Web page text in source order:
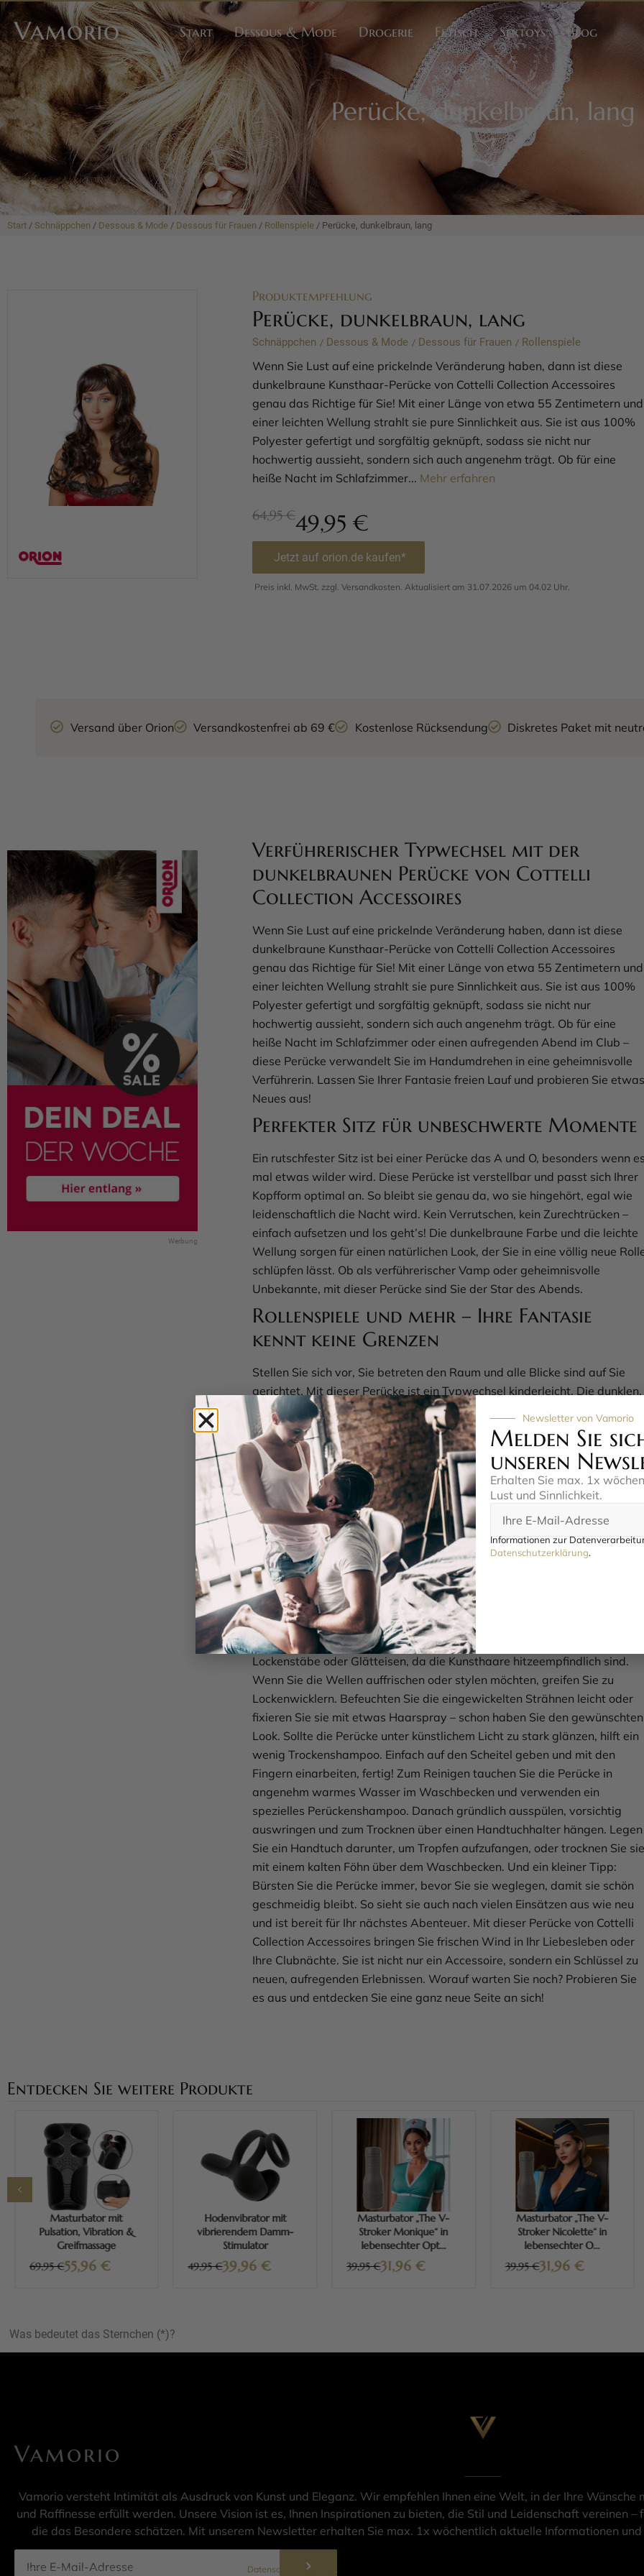
Vamorio Start Dessous & Mode Drogerie Fetisch Sextoys Blog
Perücke, dunkelbraun, lang
Start / Schnäppchen / Dessous & Mode / Dessous für Frauen / Rollenspiele / Perücke, dunkelbraun, lang
Produktempfehlung
Perücke, dunkelbraun, lang
Schnäppchen / Dessous & Mode / Dessous für Frauen / Rollenspiele
Wenn Sie Lust auf eine prickelnde Veränderung haben, dann ist diese
dunkelbraune Kunsthaar-Perücke von Cottelli Collection Accessoires
genau das Richtige für Sie! Mit einer Länge von etwa 55 Zentimetern und
einer leichten Wellung strahlt sie pure Sinnlichkeit aus. Sie ist aus 100%
Polyester gefertigt und sorgfältig geknüpft, sodass sie nicht nur
hochwertig aussieht, sondern sich auch angenehm trägt. Ob für eine
heiße Nacht im Schlafzimmer... Mehr erfahren
64,95 €49,95 €
Jetzt auf orion.de kaufen*
Preis inkl. MwSt. zzgl. Versandkosten. Aktualisiert am 31.07.2026 um 04.02 Uhr.
Versand über Orion Versandkostenfrei ab 69 € Kostenlose Rücksendung Diskretes Paket mit
Verführerischer Typwechsel mit der
dunkelbraunen Perücke von Cottelli
Collection Accessoires
Wenn Sie Lust auf eine prickelnde Veränderung haben, dann ist diese
dunkelbraune Kunsthaar-Perücke von Cottelli Collection Accessoires
genau das Richtige für Sie! Mit einer Länge von etwa 55 Zentimetern und
einer leichten Wellung strahlt sie pure Sinnlichkeit aus. Sie ist aus 100%
Polyester gefertigt und sorgfältig geknüpft, sodass sie nicht nur
hochwertig aussieht, sondern sich auch angenehm trägt. Ob für eine
heiße Nacht im Schlafzimmer oder einen aufregenden Abend im Club –
diese Perücke verwandelt Sie im Handumdrehen in eine geheimnisvolle
Verführerin. Lassen Sie Ihrer Fantasie freien Lauf und probieren Sie etwas
Neues aus!
Perfekter Sitz für unbeschwerte Momente
Ein rutschfester Sitz ist bei einer Perücke das A und O, besonders wenn
mal etwas wilder wird. Diese Perücke ist verstellbar und passt sich Ihrer
Kopfform optimal an. So bleibt sie genau da, wo sie hingehört, egal wie
leidenschaftlich die Nacht wird. Kein Verrutschen, kein Zurechtrücken –
einfach aufsetzen und los geht’s! Die dunkelbraune Farbe und die leichte
Wellung sorgen für einen natürlichen Look, der Sie in eine völlig neue
schlüpfen lässt. Ob als verführerischer Vamp oder geheimnisvolle
Unbekannte, mit dieser Perücke sind Sie der Star des Abends.
Rollenspiele und mehr – Ihre Fantasie
kennt keine Grenzen
Stellen Sie sich vor, Sie betreten den Raum und alle Blicke sind auf Sie
gerichtet. Mit dieser Perücke ist ein Typwechsel kinderleicht. Die dunklen,
leicht gewellten Haare verleihen Ihnen eine ganz neue Ausstrahlung, die
perfekt für spannende Rollenspiele ist. Ob Sie Ihren Partner überraschen
oder einfach mal eine andere Seite von sich zeigen möchten – diese
Perücke öffnet Ihnen die Tür zu neuen Abenteuern. Sie können für ein paar
Stunden oder eine ganze Nacht jemand völlig anderes sein. Wie wäre es,
sich in eine femme fatale zu verwandeln und die Kontrolle zu
übernehmen? Mit diesem Accessoire sind Ihrer Kreativität keine Grenzen
gesetzt.
Pflegeleicht und langlebig – so bleibt Ihre
Perücke top in Form
Damit Sie lange Freude an Ihrer neuen Perücke haben, gibt es ein paar
einfache Tipps zur Pflege und Handhabung. Bitte verzichten Sie auf
Lockenstäbe oder Glätteisen, da die Kunsthaare hitzeempfindlich sind.
Wenn Sie die Wellen auffrischen oder stylen möchten, greifen Sie zu
Lockenwicklern. Befeuchten Sie die eingewickelten Strähnen leicht oder
fixieren Sie sie mit etwas Haarspray – schon haben Sie den gewünschten
Look. Sollte die Perücke unter künstlichem Licht zu stark glänzen, hilft ein
wenig Trockenshampoo. Einfach auf den Scheitel geben und mit den
Fingern einarbeiten, fertig! Zum Reinigen tauchen Sie die Perücke in
angenehm warmes Wasser im Waschbecken und verwenden ein
spezielles Perückenshampoo. Danach gründlich ausspülen, vorsichtig
auswringen und zum Trocknen über einen Handtuchhalter hängen. Legen
Sie ein Handtuch darunter, um Tropfen aufzufangen, oder trocknen Sie sie
mit einem kalten Föhn über dem Waschbecken. Und ein kleiner Tipp:
Bürsten Sie die Perücke immer, bevor Sie sie weglegen, damit sie schön
geschmeidig bleibt. So sieht sie auch nach vielen Einsätzen aus wie neu
und ist bereit für Ihr nächstes Abenteuer. Mit dieser Perücke von Cottelli
Collection Accessoires bringen Sie frischen Wind in Ihr Liebesleben oder
Ihre Clubnächte. Sie ist nicht nur ein Accessoire, sondern ein Schlüssel zu
neuen, aufregenden Erlebnissen. Worauf warten Sie noch? Probieren Sie
es aus und entdecken Sie eine ganz neue Seite an sich!
Entdecken Sie weitere Produkte
Masturbator mit
Pulsation, Vibration &
Greifmassage
69,95 €55,96 €
Mehr erfahren
Hodenvibrator mit
vibrierendem Damm-
Stimulator
49,95 €39,96€
Mehr erfahren
Masturbator „The V-
Stroker Monique“ in
lebensechter Opt...
39,95 €31,96€
Mehr erfahren
Masturbator „The V-
Stroker Nicolette“ in
lebensechter O...
39,95 €31,96 €
Mehr erfahren
Was bedeutet das Sternchen (*)?
Vamorio
Vamorio versteht Intimität als Ausdruck von Kunst und Eleganz. Wir empfehlen Ihnen eine Welt, in der Ihre Wünsche
und Raffinesse erfüllt werden. Unsere Vision ist es, Ihnen Inspirationen zu bieten, die Stil und Leidenschaft vereinen –
die das Besondere schätzen. Mit unserem Newsletter erhalten Sie max. 1x wöchentlich aktuelle Informationen
Informationen zur Datenverarbeitung finden Sie in unserer Datenschutzerklärung .
Newsletter von Vamorio
Melden Sie
unseren
Erhalten Sie max. 1x
Lust und Sinnlichkeit.
Informationen zur
Datenschutzerklärung.